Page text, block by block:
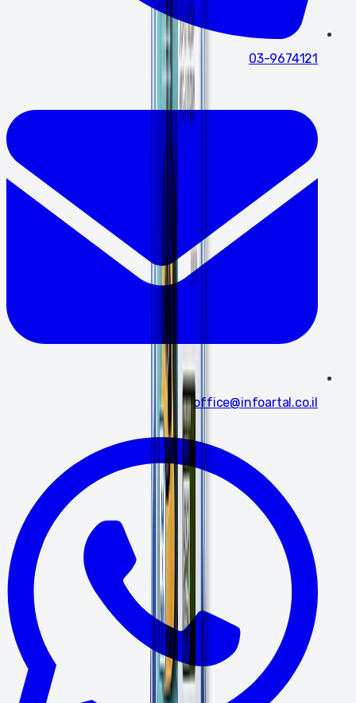
03-9674121
office@infoartal.co.il